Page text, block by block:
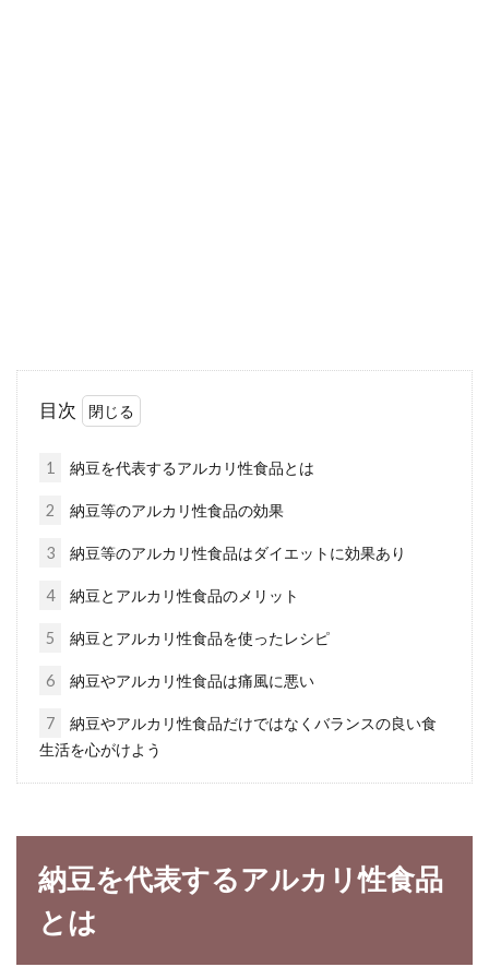
について知りたいこと
アボカド1個で2食分作るとカロリー
「森のバター」とも表現されるのが、メキシコ
すが、1...
エネルギーの限界まで利用
う人...
目次
1 納豆を代表するアルカリ性食品とは
2 納豆等のアルカリ性食品の効果
3 納豆等のアルカリ性食品はダイエットに効果あり
4 納豆とアルカリ性食品のメリット
5 納豆とアルカリ性食品を使ったレシピ
6 納豆やアルカリ性食品は痛風に悪い
7
納豆やアルカリ性食品だけではなくバランスの良い食
生活を心がけよう
納豆を代表するアルカリ性食品
とは